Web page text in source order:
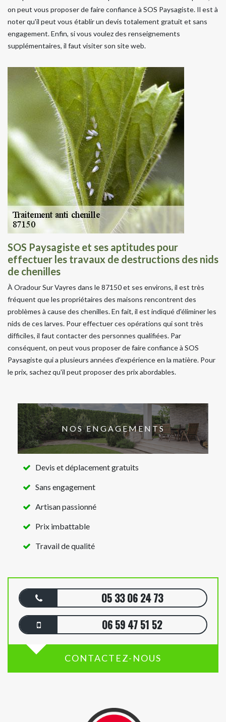
on peut vous proposer de faire confiance à SOS Paysagiste. Il est à
noter qu'il peut vous établir un devis totalement gratuit et sans
engagement. Enfin, si vous voulez des renseignements
supplémentaires, il faut visiter son site web.
SOS Paysagiste et ses aptitudes pour
effectuer les travaux de destructions des nids
de chenilles
À Oradour Sur Vayres dans le 87150 et ses environs, il est très
fréquent que les propriétaires des maisons rencontrent des
problèmes à cause des chenilles. En fait, il est indiqué d'éliminer les
nids de ces larves. Pour effectuer ces opérations qui sont très
difficiles, il faut contacter des personnes qualifiées. Par
conséquent, on peut vous proposer de faire confiance à SOS
Paysagiste qui a plusieurs années d'expérience en la matière. Pour
le prix, sachez qu'il peut proposer des prix abordables.
NOS ENGAGEMENTS
Devis et déplacement gratuits
Sans engagement
Artisan passionné
Prix imbattable
Travail de qualité
05 33 06 24 73
06 59 47 51 52
CONTACTEZ-NOUS